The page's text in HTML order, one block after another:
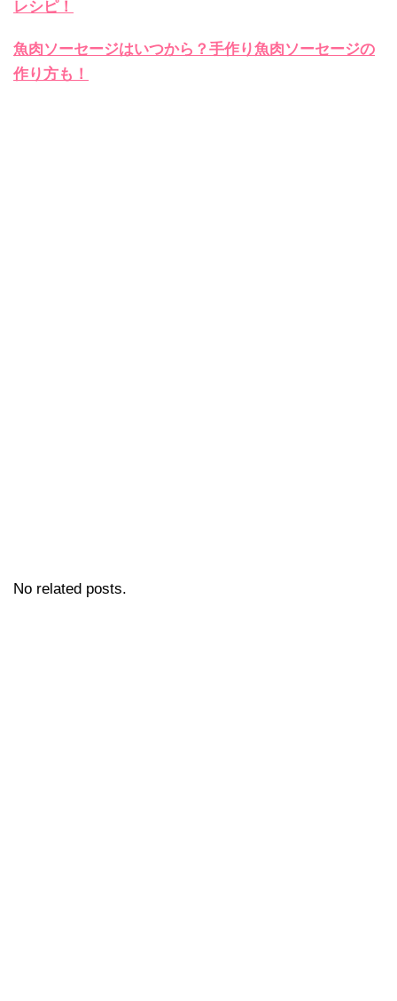
レシピ！
魚肉ソーセージはいつから？手作り魚肉ソーセージの
作り方も！
No related posts.